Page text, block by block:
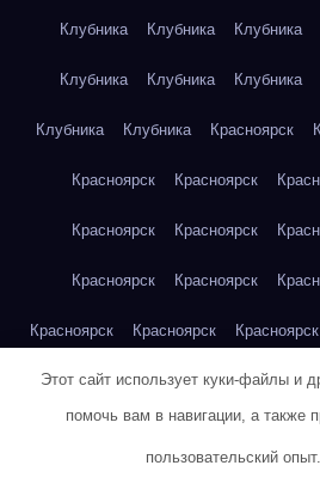
Клубника Клубника Клубника
Клубника Клубника Клубника
Клубника Клубника Красноярск
Красноярск Красноярск
Красноярск Красноярск
Красноярск Красноярск
Красноярск Красноярск Красноярск
Кукуруза Кукуруза Кукуруза
Этот сайт использует куки-файлы и
помочь вам в навигации, а также
пользовательский опыт.